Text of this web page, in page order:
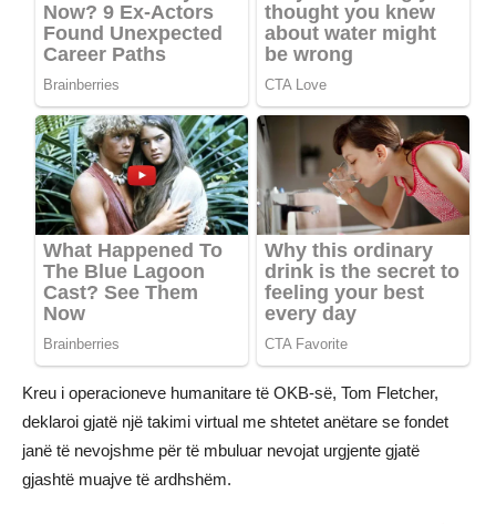
Kreu i operacioneve humanitare të OKB-së, Tom Fletcher,
deklaroi gjatë një takimi virtual me shtetet anëtare se fondet
janë të nevojshme për të mbuluar nevojat urgjente gjatë
gjashtë muajve të ardhshëm.